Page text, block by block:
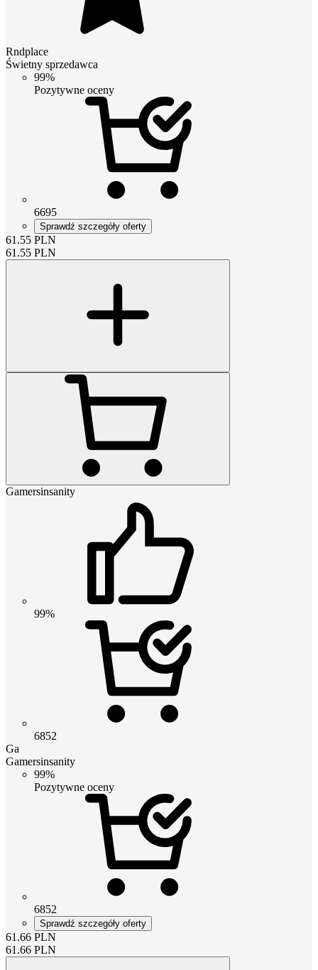
Rndplace
Świetny sprzedawca
99%
Pozytywne oceny
6695
Sprawdź szczegóły oferty
61.55 PLN
61.55 PLN
Gamersinsanity
99%
6852
Ga
Gamersinsanity
99%
Pozytywne oceny
6852
Sprawdź szczegóły oferty
61.66 PLN
61.66 PLN